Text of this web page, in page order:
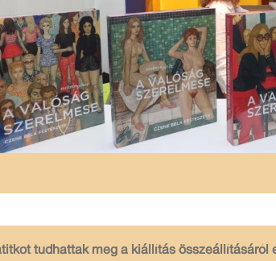
tudhattak meg a kiállítás összeállításáról